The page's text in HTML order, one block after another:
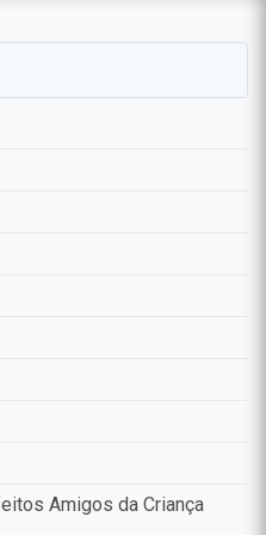
Amigos da Criança